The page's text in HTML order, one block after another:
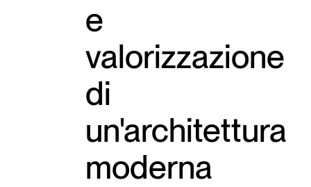
e
valorizzazione
di
un'architettura
moderna